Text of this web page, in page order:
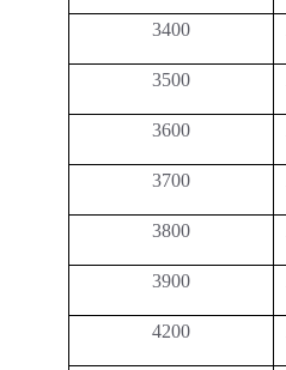
3400
3500
3600
3700
3800
3900
4200